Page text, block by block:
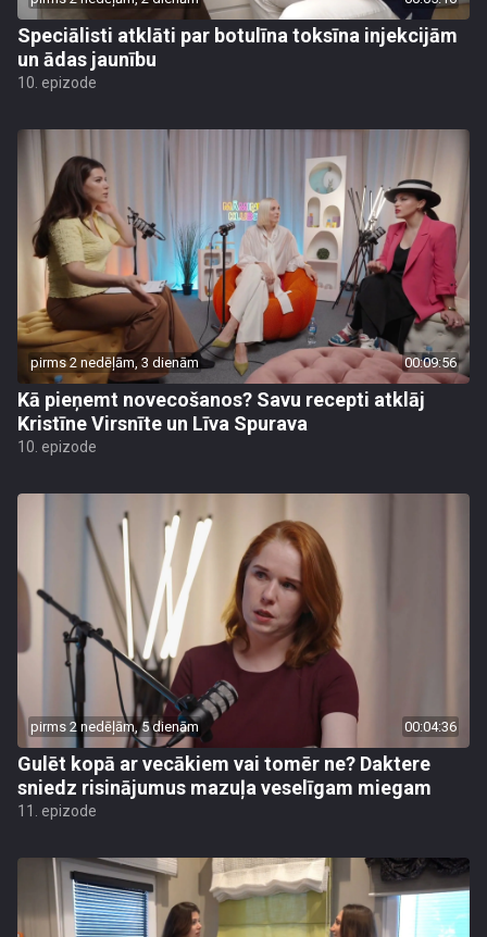
Speciālisti atklāti par botulīna toksīna injekcijām
un ādas jaunību
10. epizode
pirms 2 nedēļām, 3 dienām 00:09:56
Kā pieņemt novecošanos? Savu recepti atklāj
Kristīne Virsnīte un Līva Spurava
10. epizode
pirms 2 nedēļām, 5 dienām 00:04:36
Gulēt kopā ar vecākiem vai tomēr ne? Daktere
sniedz risinājumus mazuļa veselīgam miegam
11. epizode